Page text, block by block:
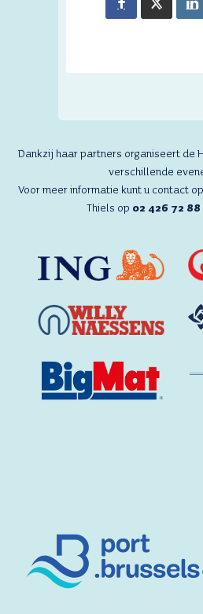
Dankzij haar partners organiseert de
verschillende
Voor meer informatie kunt u contact
Thiels op 02 426 72 88